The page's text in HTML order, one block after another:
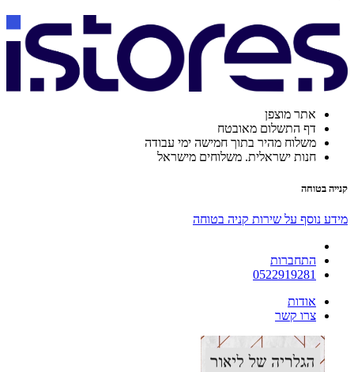
אתר מוצפן
דף התשלום מאובטח
משלוח מהיר בתוך חמישה ימי עבודה
חנות ישראלית. משלוחים מישראל
קנייה בטוחה
מידע נוסף על שירות קניה בטוחה
התחברות
0522919281
אודות
צרו קשר